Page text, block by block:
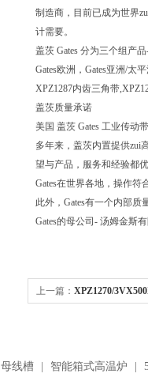
制造商，目前已成为世界
计需要。
盖茨 Gates 分为三个组产
Gates欧洲，Gates亚洲/太
XPZ1287内齿三角带
盖茨质量承诺
美国 盖茨 Gates 工业传动
多年来，盖茨内置提供zui
望与产品，服务和经验都
Gates在世界各地，操作符
此外，Gates有一个内部
Gates的母公司- 汤姆金斯
上一篇： XPZ1270/
母线槽 智能箱式高温炉